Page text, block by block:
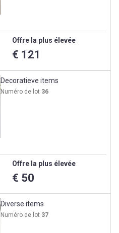
Offre la plus élevée
€ 121
Decoratieve items
Numéro de lot 36
Offre la plus élevée
€ 50
Diverse items
Numéro de lot 37